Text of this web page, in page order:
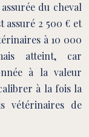
du cheval
assuré 2 500 € et
à 10 000
atteint, car
à la valeur
à la fois la
vétérinaires de